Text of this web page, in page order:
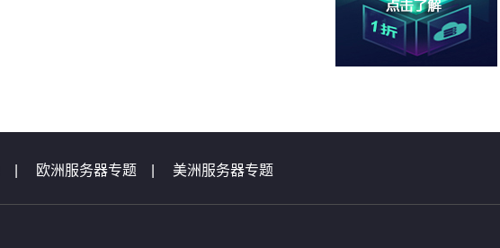
欧洲服务器专题 美洲服务器专题
域名问题集锦 | 虚拟主机问题集锦